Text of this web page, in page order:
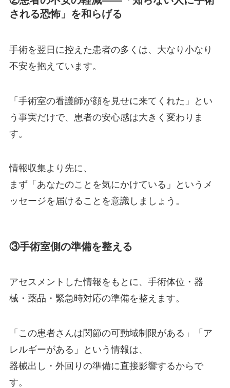
される恐怖」を和らげる
手術を翌日に控えた患者の多くは、大なり小なり
不安を抱えています。
「手術室の看護師が顔を見せに来てくれた」とい
う事実だけで、患者の安心感は大きく変わりま
す。
情報収集より先に、
まず「あなたのことを気にかけている」というメ
ッセージを届けることを意識しましょう。
③手術室側の準備を整える
アセスメントした情報をもとに、手術体位・器
械・薬品・緊急時対応の準備を整えます。
「この患者さんは関節の可動域制限がある」「ア
レルギーがある」という情報は、
器械出し・外回りの準備に直接影響するからで
す。